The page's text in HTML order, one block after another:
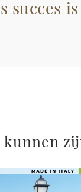
succes
kunnen